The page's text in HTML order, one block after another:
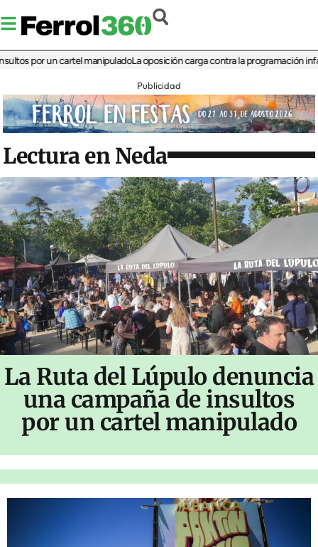
un cartel manipuladoLa oposición carga contra la programación infantil
Publicidad
Lectura en Neda
La Ruta del Lúpulo denuncia
una campaña de insultos
por un cartel manipulado